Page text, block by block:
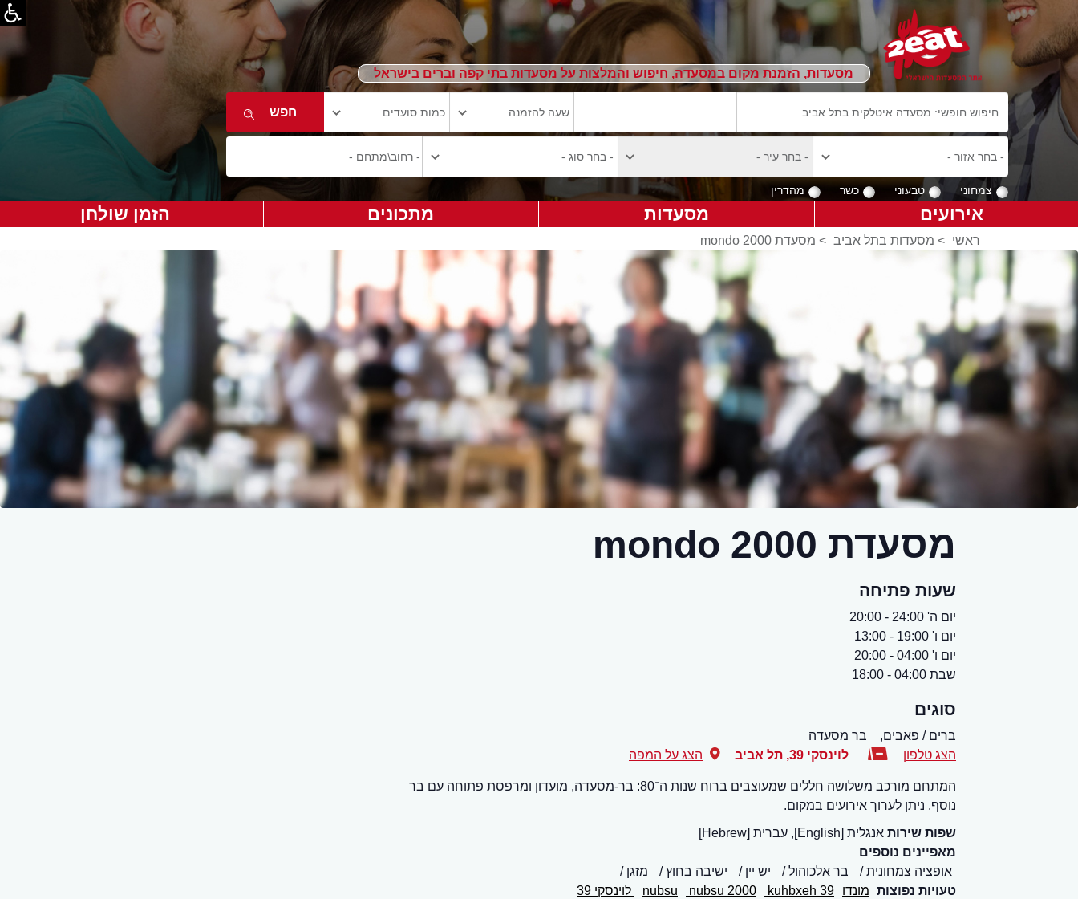
מסעדות, הזמנת מקום במסעדה, חיפוש והמלצות על מסעדות בתי קפה וברים בישראל
צמחוני טבעוני כשר מהדרין
אירועים מסעדות מתכונים הזמן שולחן
ראשי > מסעדות בתל אביב > מסעדת mondo 2000
מסעדת mondo 2000
שעות פתיחה
יום ה' 24:00 - 20:00
יום ו' 19:00 - 13:00
יום ו' 04:00 - 20:00
שבת 04:00 - 18:00
סוגים
ברים / פאבים,
בר מסעדה
הצג טלפון
לוינסקי 39 , תל אביב הצג על המפה
המתחם מורכב משלושה חללים שמעוצבים ברוח שנות ה־80: בר-מסעדה, מועדון ומרפסת פתוחה עם בר
נוסף. ניתן לערוך אירועים במקום.
שפות שירות אנגלית [English], עברית [Hebrew]
מאפיינים נוספים
אופציה צמחונית
בר אלכוהול יש יין ישיבה בחוץ
מזגן
טעויות נפוצות מונדו nubsu nubsu 2000 kuhbxeh 39 לוינסקי 39